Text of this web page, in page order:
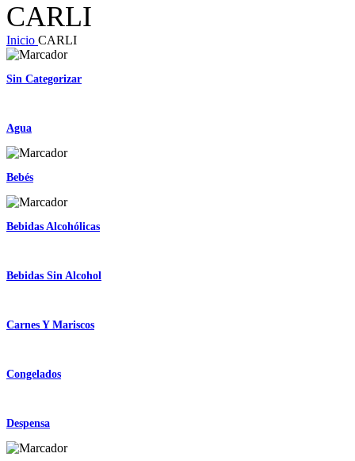
CARLI
Inicio CARLI
Sin Categorizar
Agua
Bebés
Bebidas Alcohólicas
Bebidas Sin Alcohol
Carnes Y Mariscos
Congelados
Despensa